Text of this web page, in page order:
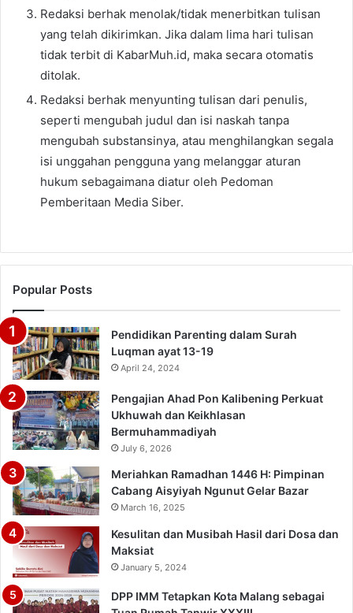
Redaksi berhak menolak/tidak menerbitkan tulisan
yang telah dikirimkan. Jika dalam lima hari tulisan
tidak terbit di KabarMuh.id, maka secara otomatis
ditolak.
Redaksi berhak menyunting tulisan dari penulis,
seperti mengubah judul dan isi naskah tanpa
mengubah substansinya, atau menghilangkan segala
isi unggahan pengguna yang melanggar aturan
hukum sebagaimana diatur oleh Pedoman
Pemberitaan Media Siber.
Popular Posts
Pendidikan Parenting dalam Surah
Luqman ayat 13-19
April 24, 2024
Pengajian Ahad Pon Kalibening Perkuat
Ukhuwah dan Keikhlasan
Bermuhammadiyah
July 6, 2026
Meriahkan Ramadhan 1446 H: Pimpinan
Cabang Aisyiyah Ngunut Gelar Bazar
March 16, 2025
Kesulitan dan Musibah Hasil dari Dosa dan
Maksiat
January 5, 2024
DPP IMM Tetapkan Kota Malang sebagai